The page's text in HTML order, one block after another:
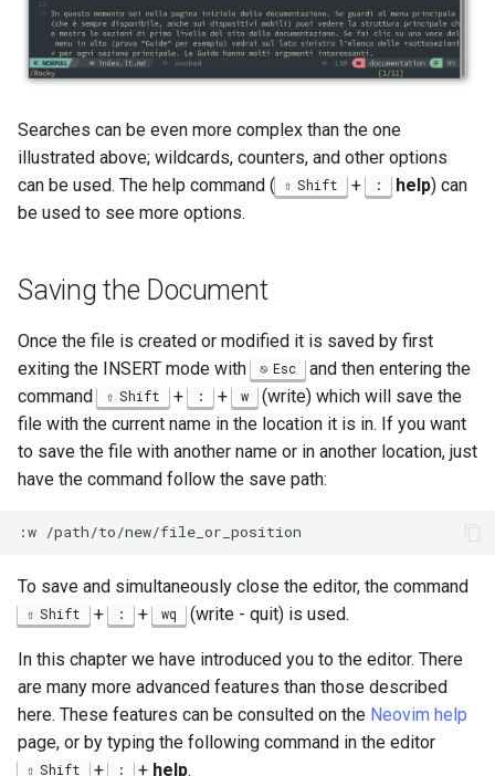
Searches can be even more complex than the one
illustrated above; wildcards, counters, and other options
can be used. The help command (
Shift + : help) can
be used to see more options.
Saving the Document
Once the file is created or modified it is saved by first
exiting the INSERT mode with
Esc and then entering the
command
Shift + : + w (write) which will save the
file with the current name in the location it is in. If you want
to save the file with another name or in another location, just
have the command follow the save path:
To save and simultaneously close the editor, the command
Shift + : + wq (write - quit) is used.
In this chapter we have introduced you to the editor. There
are many more advanced features than those described
here. These features can be consulted on the Neovim help
page, or by typing the following command in the editor
Shift + : + help.